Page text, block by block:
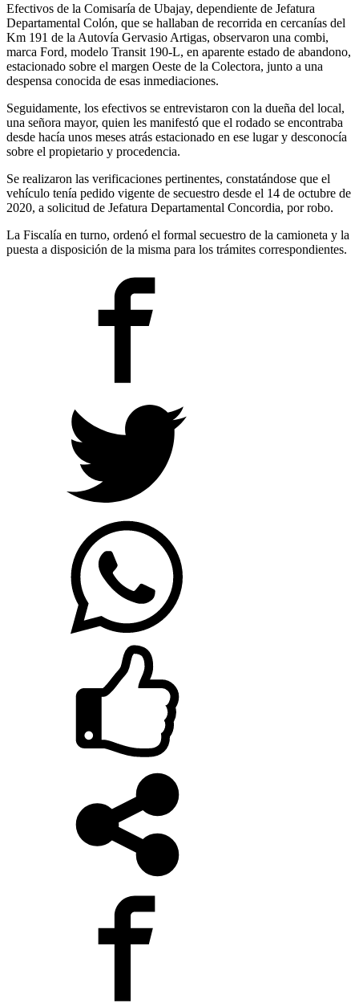
Efectivos de la Comisaría de Ubajay, dependiente de Jefatura
Departamental Colón, que se hallaban de recorrida en cercanías del
Km 191 de la Autovía Gervasio Artigas, observaron una combi,
marca Ford, modelo Transit 190-L, en aparente estado de abandono,
estacionado sobre el margen Oeste de la Colectora, junto a una
despensa conocida de esas inmediaciones.
Seguidamente, los efectivos se entrevistaron con la dueña del local,
una señora mayor, quien les manifestó que el rodado se encontraba
desde hacía unos meses atrás estacionado en ese lugar y desconocía
sobre el propietario y procedencia.
Se realizaron las verificaciones pertinentes, constatándose que el
vehículo tenía pedido vigente de secuestro desde el 14 de octubre de
2020, a solicitud de Jefatura Departamental Concordia, por robo.
La Fiscalía en turno, ordenó el formal secuestro de la camioneta y la
puesta a disposición de la misma para los trámites correspondientes.